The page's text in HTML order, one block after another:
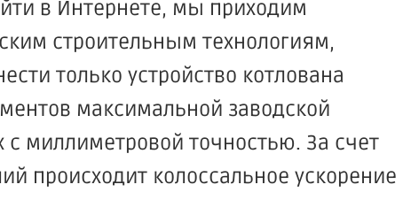
в Интернете, мы приходим
строительным технологиям,
только устройство котлована
максимальной заводской
миллиметровой точностью. За счет
происходит колоссальное ускорение